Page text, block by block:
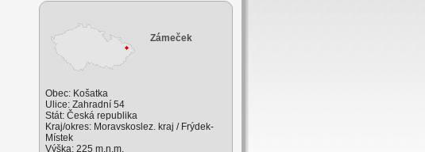
Zámeček
Obec: Košatka
Ulice: Zahradní 54
Stát: Česká republika
Kraj/okres: Moravskoslez. kraj / Frýdek-
Místek
Výška: 225 m.n.m.